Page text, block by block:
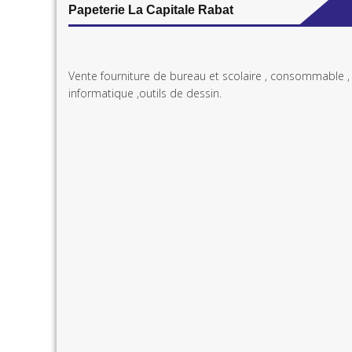
Papeterie La Capitale Rabat
Vente fourniture de bureau et scolaire , consommable ,
informatique ,outils de dessin.